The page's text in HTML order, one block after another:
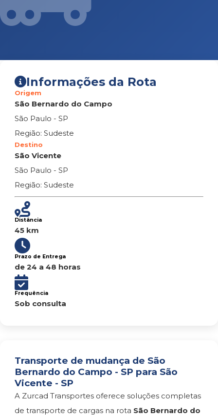
Informações da Rota
Origem
São Bernardo do Campo
São Paulo - SP
Região: Sudeste
Destino
São Vicente
São Paulo - SP
Região: Sudeste
Distância
45 km
Prazo de Entrega
de 24 a 48 horas
Frequência
Sob consulta
Transporte de mudança de São
Bernardo do Campo - SP para São
Vicente - SP
A Zurcad Transportes oferece soluções completas
de transporte de cargas na rota São Bernardo do